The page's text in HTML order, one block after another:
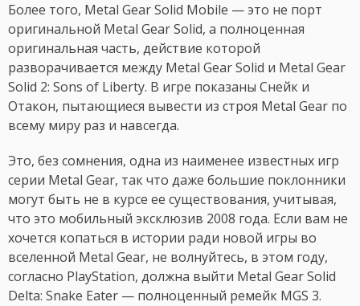
Более того, Metal Gear Solid Mobile — это не порт
оригинальной Metal Gear Solid, а полноценная
оригинальная часть, действие которой
разворачивается между Metal Gear Solid и Metal Gear
Solid 2: Sons of Liberty. В игре показаны Снейк и
Отакон, пытающиеся вывести из строя Metal Gear по
всему миру раз и навсегда.
Это, без сомнения, одна из наименее известных игр
серии Metal Gear, так что даже большие поклонники
могут быть не в курсе ее существования, учитывая,
что это мобильный эксклюзив 2008 года. Если вам не
хочется копаться в истории ради новой игры во
вселенной Metal Gear, не волнуйтесь, в этом году,
согласно PlayStation, должна выйти Metal Gear Solid
Delta: Snake Eater — полноценный ремейк MGS 3.